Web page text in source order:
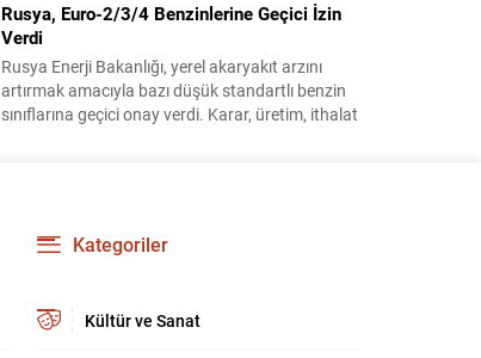
Rusya, Euro-2/3/4 Benzinlerine Geçici İzin
Verdi
Rusya Enerji Bakanlığı, yerel akaryakıt arzını
artırmak amacıyla bazı düşük standartlı benzin
sınıflarına geçici onay verdi. Karar, üretim, ithalat
kararın geçici olduğu ve uzun vadeli çevre
hedeflerinden sapma amaçlanmadığı...
Kategoriler
Kültür ve Sanat